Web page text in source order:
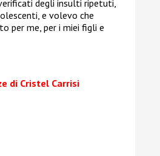
degli insulti ripetuti,
e volevo che
per me, per i miei figli e
di Cristel Carrisi